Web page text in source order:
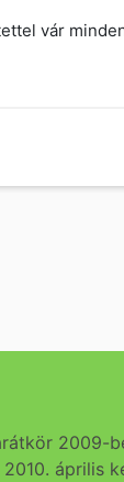
vár
2009-
április